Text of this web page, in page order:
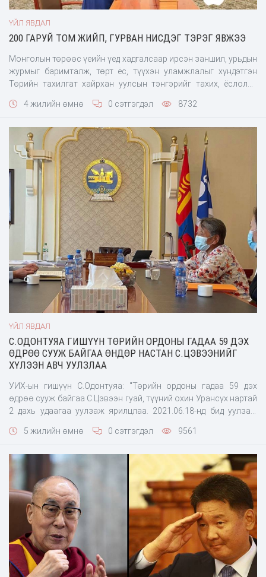
ҮЙЛ ЯВДАЛ
200 ГАРУЙ ТОМ ЖИЙП, ГУРВАН НИСДЭГ ТЭРЭГ ЯВЖЭЭ
Монголын төрөөс үеийн үед хадгалсаар ирсэн заншил, урьдын
журмыг баримталж, төрт ёс, түүхэн уламжлалыг хүндэтгэн
Төрийн тахилгат хайрхан уулсын тэнгэрийг тахих, ёслолыг
ХАЙРХАН-ы тахилагат ёслолд дарга нарыг үй олноор нь
4 жилийн өмнө 0 сэтгэгдэл 8732
ҮЙЛ ЯВДАЛ
С.ОДОНТУЯА ГИШҮҮН ТӨРИЙН ОРДОНЫ ГАДАА 59 ДЭХ
ӨДРӨӨ СУУЖ БАЙГАА ӨНДӨР НАСТАН С.ЦЭВЭЭНИЙГ
ХҮЛЭЭН АВЧ УУЛЗЛАА
УИХ-ын гишүүн С.Одонтуяа: "Төрийн ордоны гадаа 59 дэх
өдрөө сууж байгаа С.Цэвээн гуай, түүний охин Урансүх нартай
2 дахь удаагаа уулзаж ярилцлаа. 2021.06.18-нд бид уулзаж
бичиг явуулж байсан. Өнөөдөр өрөөндөө уулзаж хамтдаа
шийдэж чадахгүй ч гэсэн асууд
5 жилийн өмнө 0 сэтгэгдэл 9561